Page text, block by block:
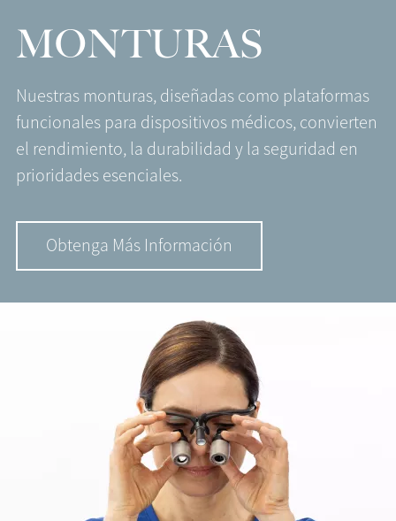
MONTURAS
Nuestras monturas, diseñadas como plataformas
funcionales para dispositivos médicos, convierten
el rendimiento, la durabilidad y la seguridad en
prioridades esenciales.
Obtenga Más Información